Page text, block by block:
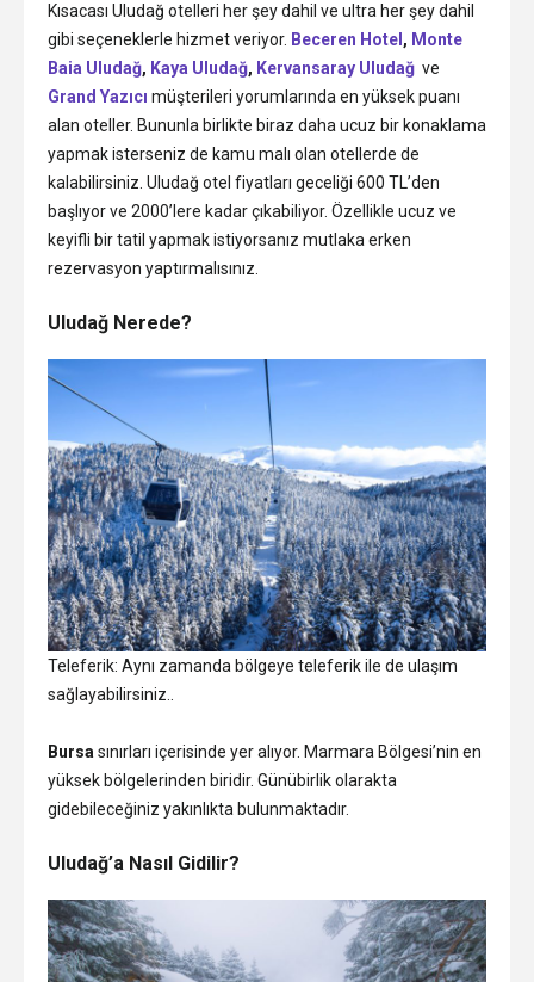
Kısacası Uludağ otelleri her şey dahil ve ultra her şey dahil
gibi seçeneklerle hizmet veriyor. Beceren Hotel , Monte
Baia Uludağ, Kaya Uludağ, Kervansaray Uludağ ve
Grand Yazıcı müşterileri yorumlarında en yüksek puanı
alan oteller. Bununla birlikte biraz daha ucuz bir konaklama
yapmak isterseniz de kamu malı olan otellerde de
kalabilirsiniz. Uludağ otel fiyatları geceliği 600 TL’den
başlıyor ve 2000’lere kadar çıkabiliyor. Özellikle ucuz ve
keyifli bir tatil yapmak istiyorsanız mutlaka erken
rezervasyon yaptırmalısınız.
Uludağ Nerede?
Teleferik: Aynı zamanda bölgeye teleferik ile de ulaşım
sağlayabilirsiniz..
Bursasınırları içerisinde yer alıyor. Marmara Bölgesi’nin en
yüksek bölgelerinden biridir. Günübirlik olarakta
gidebileceğiniz yakınlıkta bulunmaktadır.
Uludağ’a Nasıl Gidilir?